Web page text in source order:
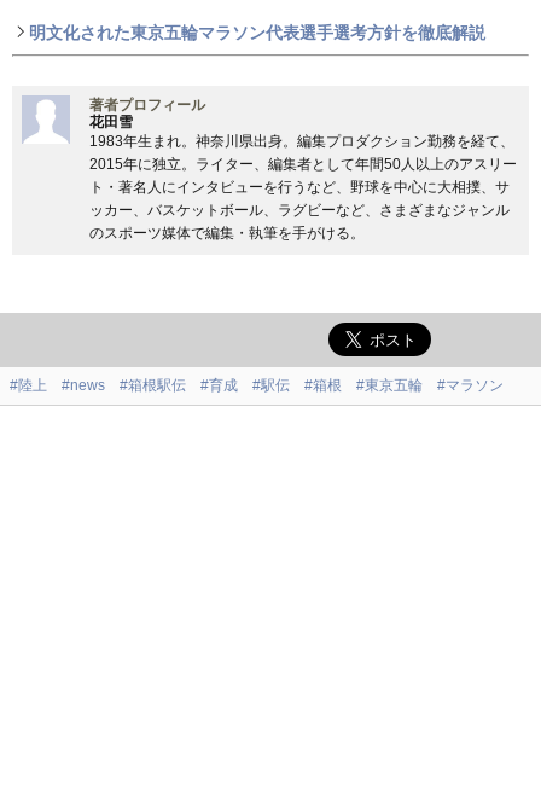
明文化された東京五輪マラソン代表選手選考方針を徹底解説
著者プロフィール
花田雪
1983年生まれ。神奈川県出身。編集プロダクション勤務を経て、
2015年に独立。ライター、編集者として年間50人以上のアスリー
ト・著名人にインタビューを行うなど、野球を中心に大相撲、サ
ッカー、バスケットボール、ラグビーなど、さまざまなジャンル
のスポーツ媒体で編集・執筆を手がける。
#陸上 #news #箱根駅伝 #育成 #駅伝 #箱根 #東京五輪 #マラソン